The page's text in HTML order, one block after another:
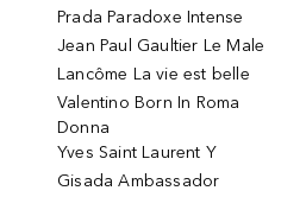
Prada Paradoxe Intense
Jean Paul Gaultier Le Male
Lancôme La vie est belle
Valentino Born In Roma
Donna
Yves Saint Laurent Y
Gisada Ambassador